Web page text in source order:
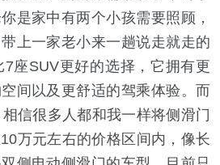
是家中有两个小孩需要照顾，
上一家老小来一趟说走就走的
7座SUV更好的选择，它拥有更
间以及更舒适的驾乘体验。而
信很多人都和我一样将侧滑门
万元左右的价格区间内，像长